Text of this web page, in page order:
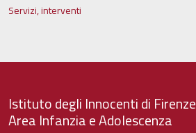
Servizi, interventi
Istituto degli Innocenti di Firenze
Area Infanzia e Adolescenza